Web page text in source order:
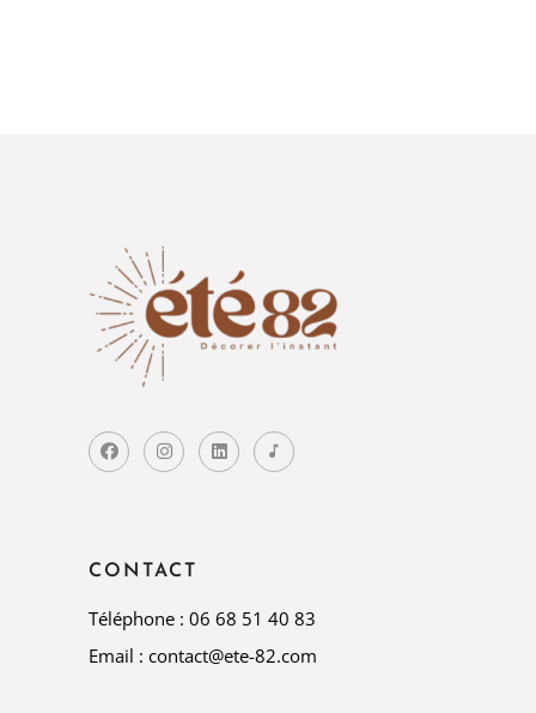
CONTACT
Téléphone : 06 68 51 40 83
Email : contact@ete-82.com